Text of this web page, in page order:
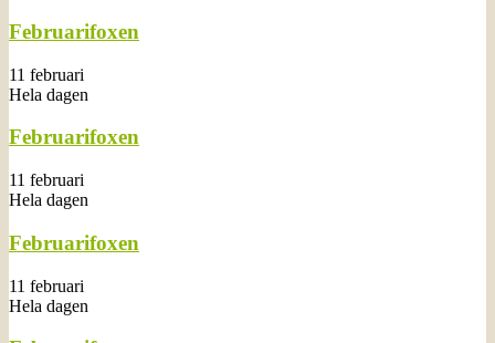
Februarifoxen
11 februari
Hela dagen
Februarifoxen
11 februari
Hela dagen
Februarifoxen
11 februari
Hela dagen